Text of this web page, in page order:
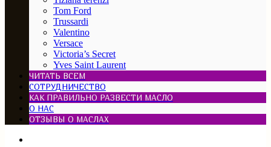
Tom Ford
Trussardi
Valentino
Versace
Victoria’s Secret
Yves Saint Laurent
ЧИТАТЬ ВСЕМ
СОТРУДНИЧЕСТВО
КАК ПРАВИЛЬНО РАЗВЕСТИ МАСЛО
О НАС
ОТЗЫВЫ О МАСЛАХ